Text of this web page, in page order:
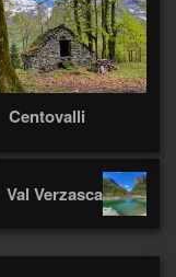
Centovalli
Val Verzasca